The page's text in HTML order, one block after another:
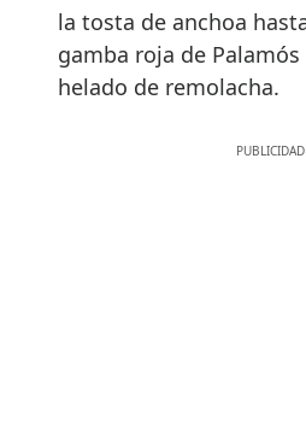
la tosta de anchoa
gamba roja de
helado de remolacha.